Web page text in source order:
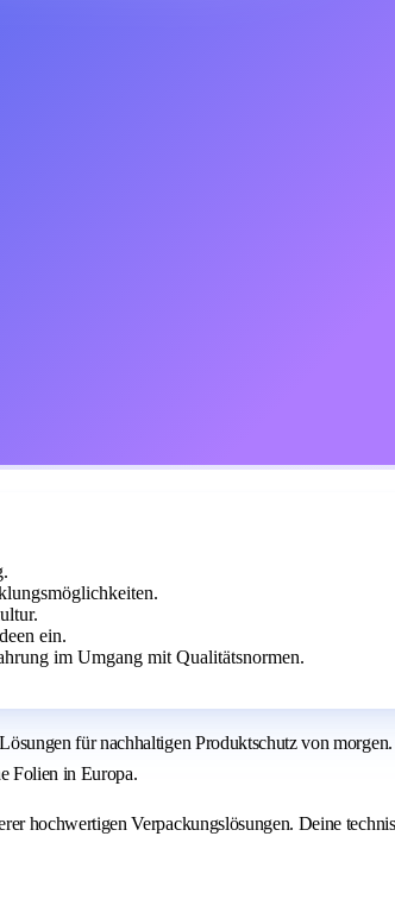
ein.
im Umgang mit Qualitätsnormen.
für nachhaltigen Produktschutz von
Folien in Europa.
hochwertigen Verpackungslösungen. Deine